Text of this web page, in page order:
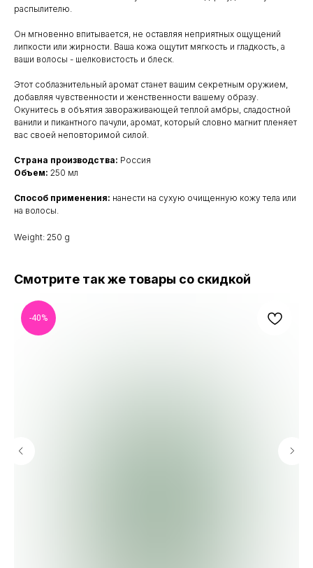
распылителю.
Он мгновенно впитывается, не оставляя неприятных ощущений
липкости или жирности. Ваша кожа ощутит мягкость и гладкость, а
ваши волосы - шелковистость и блеск.
Этот соблазнительный аромат станет вашим секретным оружием,
добавляя чувственности и женственности вашему образу.
Окунитесь в объятия завораживающей теплой амбры, сладостной
ванили и пикантного пачули, аромат, который словно магнит пленяет
вас своей неповторимой силой.
Страна производства: Россия
Объем: 250 мл
Способ применения: нанести на сухую очищенную кожу тела или
на волосы.
Weight: 250 g
Смотрите так же товары со скидкой
-40%